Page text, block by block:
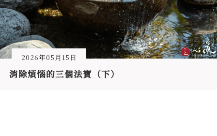
2026年05月15日
消除煩惱的三個法寶（下）